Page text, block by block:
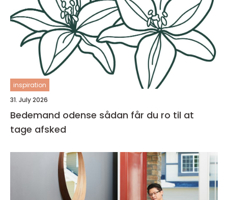
inspiration
31. July 2026
Bedemand odense sådan får du ro til at
tage afsked